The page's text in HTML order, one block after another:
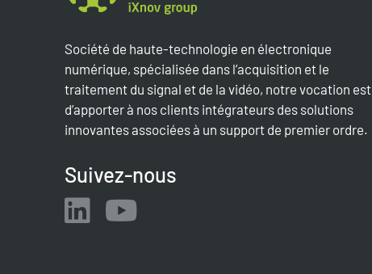
Société de haute-technologie en électronique
numérique, spécialisée dans l’acquisition et le
traitement du signal et de la vidéo, notre vocation est
d’apporter à nos clients intégrateurs des solutions
innovantes associées à un support de premier ordre.
Suivez-nous